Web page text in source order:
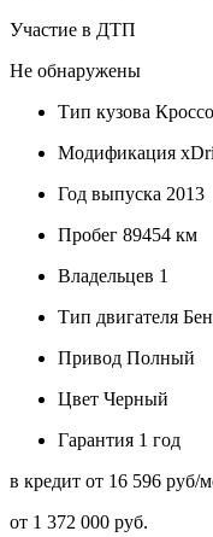
Участие в ДТП
Не обнаружены
Тип кузова
Модификация
Год выпуска 2013
Пробег 89454 км
Владельцев 1
Тип двигателя
Привод Полный
Цвет Черный
Гарантия 1 год
в кредит от 16 596 руб/
от 1 372 000 руб.